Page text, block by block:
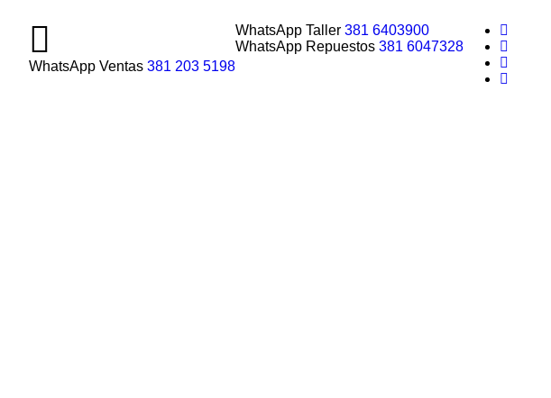
WhatsApp Taller 381 6403900
WhatsApp Repuestos 381 6047328
WhatsApp Ventas 381 203 5198